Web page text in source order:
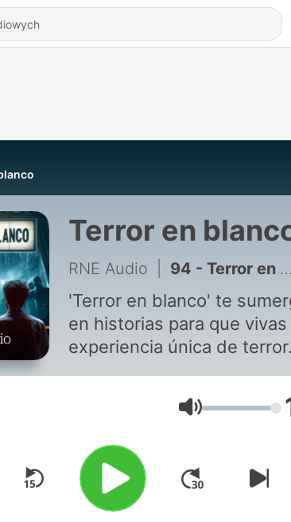
Terror en
RNE Audio 94 - Terror en blanco - El lado oscuro de las apariciones marianas
'Terror en blanco' te
en historias para que vivas
experiencia única de
del miedo y que te paraliza
ante algo que puede ser
Głośność